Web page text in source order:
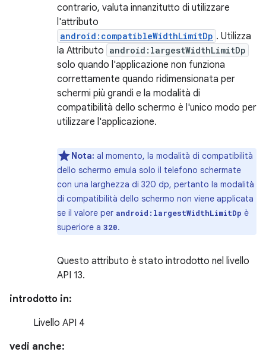
contrario, valuta innanzitutto di utilizzare
l'attributo
android:compatibleWidthLimitDp . Utilizza
la Attributo android:largestWidthLimitDp
solo quando l'applicazione non funziona
correttamente quando ridimensionata per
schermi più grandi e la modalità di
compatibilità dello schermo è l'unico modo per
utilizzare l'applicazione.
Nota: al momento, la modalità di compatibilità
dello schermo emula solo il telefono schermate
con una larghezza di 320 dp, pertanto la modalità
di compatibilità dello schermo non viene applicata
se il valore per android:largestWidthLimitDp è
superiore a 320.
Questo attributo è stato introdotto nel livello
API 13.
introdotto in:
Livello API 4
vedi anche: